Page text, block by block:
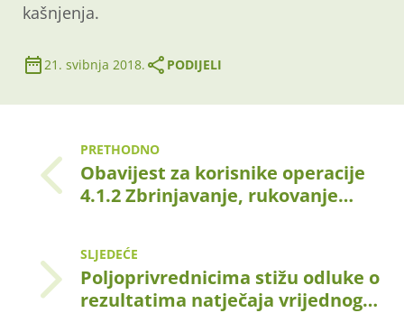
kašnjenja.
21. svibnja 2018. PODIJELI
PRETHODNO
Obavijest za korisnike operacije
4.1.2 Zbrinjavanje, rukovanje…
SLJEDEĆE
Poljoprivrednicima stižu odluke o
rezultatima natječaja vrijednog…